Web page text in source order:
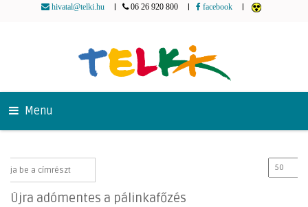
hivatal@telki.hu 06 26 920 800 facebook
Menu
Újra adómentes a pálinkafőzés